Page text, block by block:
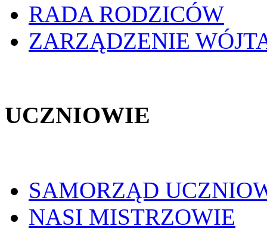
RADA RODZICÓW
ZARZĄDZENIE
UCZNIOWIE
SAMORZĄD
NASI MISTRZOWIE